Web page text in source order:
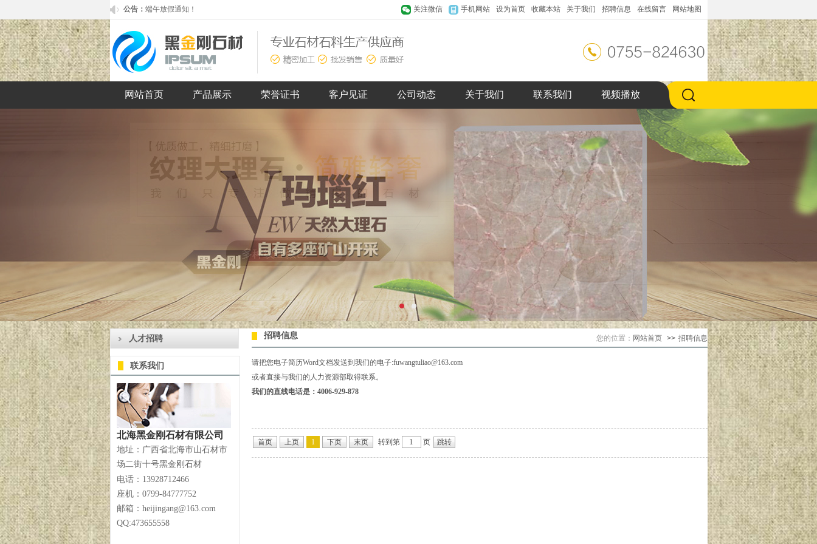
公告： 端午放假通知！ 关注微信 手机网站 设为首页 收藏本站 关于我们 招聘信息 在线留言 网站地图
网站首页 产品展示 荣誉证书 客户见证 公司动态 关于我们 联系我们 视频播放
人才招聘
联系我们
北海黑金刚石材有限公司
地址：广西省北海市山石材市
场二街十号黑金刚石材
电话：13928712466
座机：0799-84777752
邮箱：heijingang@163.com
QQ:473655558
招聘信息 您的位置： 网站首页 >> 招聘信息
请把您电子简历Word文档发送到我们的电子:fuwangtuliao@163.com
或者直接与我们的人力资源部取得联系。
我们的直线电话是：4006-929-878
首页 上页 1 下页 末页 转到第 页